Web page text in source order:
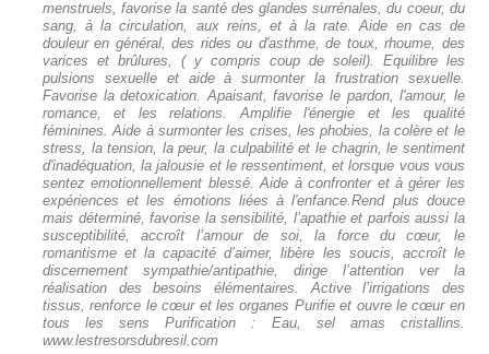
menstruels, favorise la santé des glandes surrénales, du coeur, du
sang, à la circulation, aux reins, et à la rate. Aide en cas de
douleur en général, des rides ou d'asthme, de toux, rhoume, des
varices et brûlures, ( y compris coup de soleil). Equilibre les
pulsions sexuelle et aide à surmonter la frustration sexuelle.
Favorise la detoxication. Apaisant, favorise le pardon, l'amour, le
romance, et les relations. Amplifie l'énergie et les qualité
féminines. Aide à surmonter les crises, les phobies, la colère et le
stress, la tension, la peur, la culpabilité et le chagrin, le sentiment
d'inadéquation, la jalousie et le ressentiment, et lorsque vous vous
sentez emotionnellement blessé. Aide à confronter et à gérer les
expériences et les émotions liées à l'enfance.Rend plus douce
mais déterminé, favorise la sensibilité, l’apathie et parfois aussi la
susceptibilité, accroît l’amour de soi, la force du cœur, le
romantisme et la capacité d’aimer, libère les soucis, accroît le
discernement sympathie/antipathie, dirige l’attention ver la
réalisation des besoins élémentaires. Active l’irrigations des
tissus, renforce le cœur et les organes Purifie et ouvre le cœur en
tous les sens Purification : Eau, sel amas cristallins.
www.lestresorsdubresil.com